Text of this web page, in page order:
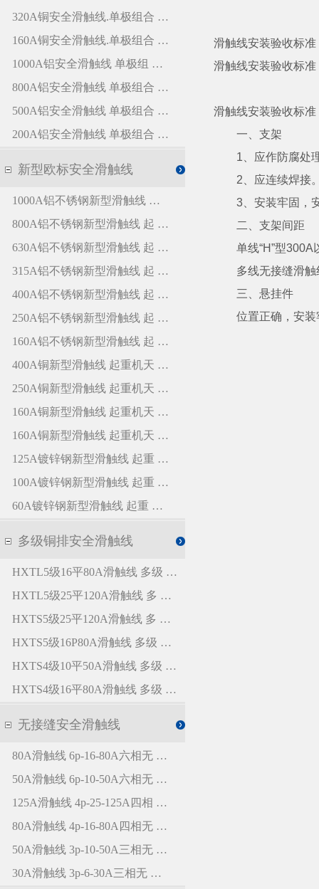
滑触线安装验收标准
滑触线安装验收标准
滑触线安装验收标准
一、支架
1、应作防腐处
2、应连续焊接
3、安装牢固，安
二、支架间距
单线“H”型300A
多线无接缝滑触线
三、悬挂件
位置正确，安装